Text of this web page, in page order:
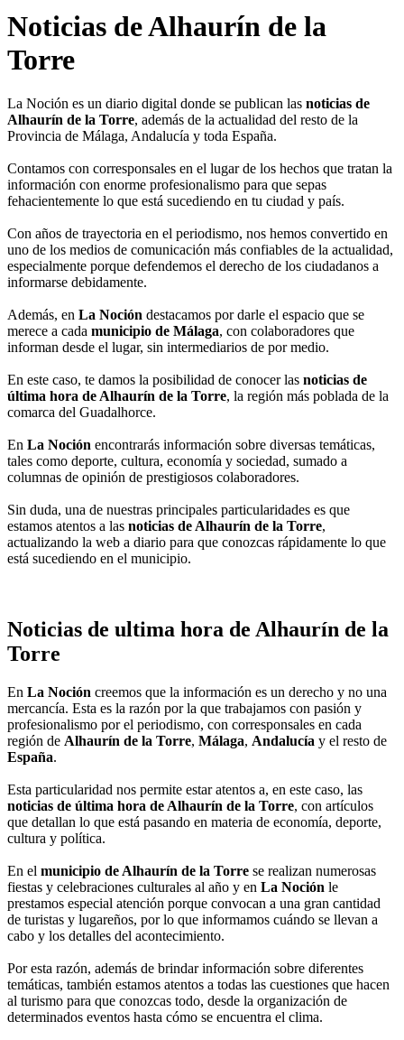
Noticias de Alhaurín de la
Torre
La Noción es un diario digital donde se publican las noticias de
Alhaurín de la Torre, además de la actualidad del resto de la
Provincia de Málaga, Andalucía y toda España.
Contamos con corresponsales en el lugar de los hechos que tratan la
información con enorme profesionalismo para que sepas
fehacientemente lo que está sucediendo en tu ciudad y país.
Con años de trayectoria en el periodismo, nos hemos convertido en
uno de los medios de comunicación más confiables de la actualidad,
especialmente porque defendemos el derecho de los ciudadanos a
informarse debidamente.
Además, en La Noción destacamos por darle el espacio que se
merece a cada municipio de Málaga, con colaboradores que
informan desde el lugar, sin intermediarios de por medio.
En este caso, te damos la posibilidad de conocer las noticias de
última hora de Alhaurín de la Torre, la región más poblada de la
comarca del Guadalhorce.
En La Noción encontrarás información sobre diversas temáticas,
tales como deporte, cultura, economía y sociedad, sumado a
columnas de opinión de prestigiosos colaboradores.
Sin duda, una de nuestras principales particularidades es que
estamos atentos a las noticias de Alhaurín de la Torre,
actualizando la web a diario para que conozcas rápidamente lo que
está sucediendo en el municipio.
Noticias de ultima hora de Alhaurín de la
Torre
En La Noción creemos que la información es un derecho y no una
mercancía. Esta es la razón por la que trabajamos con pasión y
profesionalismo por el periodismo, con corresponsales en cada
región de Alhaurín de la Torre, Málaga, Andalucía y el resto de
España.
Esta particularidad nos permite estar atentos a, en este caso, las
noticias de última hora de Alhaurín de la Torre, con artículos
que detallan lo que está pasando en materia de economía, deporte,
cultura y política.
En el municipio de Alhaurín de la Torre se realizan numerosas
fiestas y celebraciones culturales al año y en La Noción le
prestamos especial atención porque convocan a una gran cantidad
de turistas y lugareños, por lo que informamos cuándo se llevan a
cabo y los detalles del acontecimiento.
Por esta razón, además de brindar información sobre diferentes
temáticas, también estamos atentos a todas las cuestiones que hacen
al turismo para que conozcas todo, desde la organización de
determinados eventos hasta cómo se encuentra el clima.